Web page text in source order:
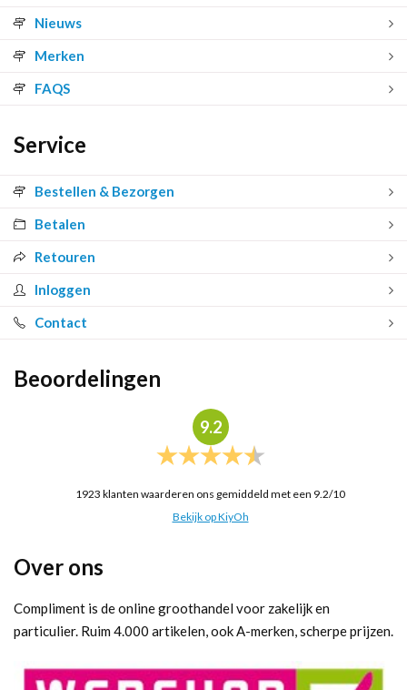
Nieuws
Merken
FAQS
Service
Bestellen & Bezorgen
Betalen
Retouren
Inloggen
Contact
Beoordelingen
9.2
1923 klanten waarderen ons gemiddeld met een 9.2/10
Bekijk op KiyOh
Over ons
Compliment is de online groothandel voor zakelijk en
particulier. Ruim 4.000 artikelen, ook A-merken, scherpe prijzen.